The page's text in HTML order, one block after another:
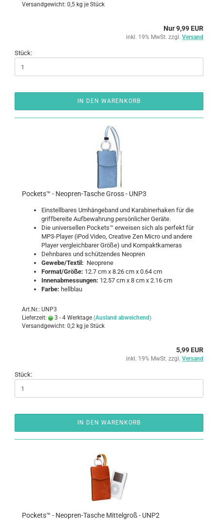
Versandgewicht: 0,5 kg je Stück
Nur 9,99 EUR
inkl. 19% MwSt. zzgl. Versand
Stück:
IN DEN WARENKORB
Po­ckets™ - Neopren-​​Ta­sche Gross - UNP3
Ein­stell­ba­res Um­hän­ge­band und Ka­ra­bi­ner­ha­ken für die
griff­be­rei­te Auf­be­wah­rung per­sön­li­cher Ge­rä­te.
Die uni­ver­sel­len Po­ckets™ er­wei­sen sich als per­fekt für
MP3-​Player (iPod Video, Crea­ti­ve Zen Micro und an­de­re
Play­er ver­gleich­ba­rer Größe) und Kom­pakt­ka­me­ras
Dehn­ba­res und schüt­zen­des Neo­pren
Ge­we­be/Tex­til: Neo­pre­ne
For­mat/Größe: 12.7 cm x 8.26 cm x 0.64 cm
In­nen­ab­mes­sun­gen: 12.57 cm x 8 cm x 2.16 cm
Farbe: hell­blau
Art.Nr.: UNP3
Lieferzeit:
3 - 4 Werktage (Ausland abweichend)
Versandgewicht: 0,2 kg je Stück
5,99 EUR
inkl. 19% MwSt. zzgl. Versand
Stück:
IN DEN WARENKORB
Po­ckets™ - Neopren-​​Ta­sche Mit­tel­groß - UNP2